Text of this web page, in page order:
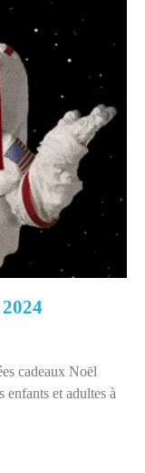
cadeaux Noël
enfants et adultes à